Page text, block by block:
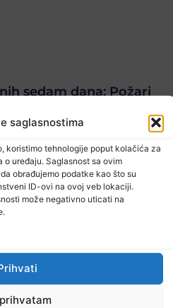
saglasnostima
koristimo tehnologije poput kolačića za
uređaju. Saglasnost sa ovim
obrađujemo podatke kao što su
ID-ovi na ovoj veb lokaciji.
može negativno uticati na
sedam dana: Požari
zoni nalazi se i BiH